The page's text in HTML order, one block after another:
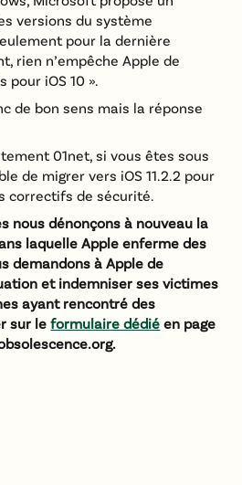
versions du système
pour la dernière
rien n’empêche Apple de
iOS 10 ».
de bon sens mais la réponse
01net, si vous êtes sous
de migrer vers iOS 11.2.2 pour
correctifs de sécurité.
nous dénonçons à nouveau la
laquelle Apple enferme des
demandons à Apple de
et indemniser ses victimes
ayant rencontré des
sur leformulaire dédié en page